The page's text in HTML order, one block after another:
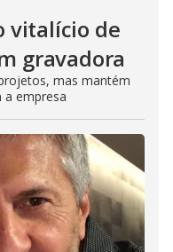
vitalício de
gravadora
mas mantém
a empresa